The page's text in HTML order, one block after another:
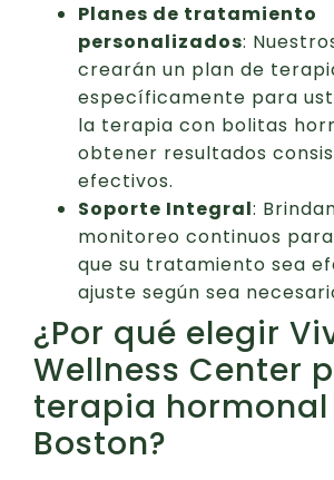
Planes de tratamiento
personalizados:
crearán un plan de
específicamente para
la terapia con bolitas
obtener resultados
efectivos.
Soporte Integral:
monitoreo continuos
que su tratamiento sea
ajuste según sea
¿Por qué elegir
Wellness Center
terapia hormonal
Boston?